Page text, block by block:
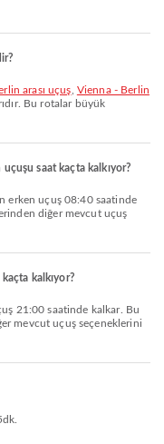
arası uçuş Vienna - Berlin
Bu rotalar büyük
saat kaçta kalkıyor?
diğer mevcut uçuş
kalkıyor?
mevcut uçuş seçeneklerini